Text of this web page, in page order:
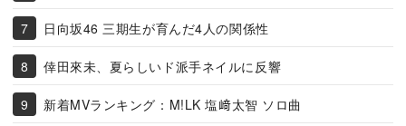
日向坂46 三期生が育んだ4人の関係性
倖田來未、夏らしいド派手ネイルに反響
新着MVランキング：M!LK 塩﨑太智 ソロ曲